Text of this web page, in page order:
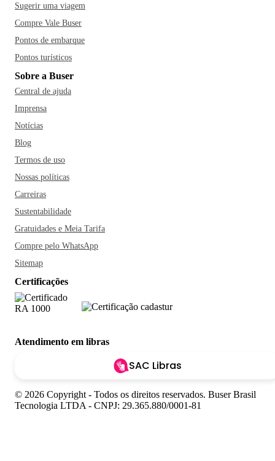
Sugerir uma viagem
Compre Vale Buser
Pontos de embarque
Pontos turísticos
Sobre a Buser
Central de ajuda
Imprensa
Notícias
Blog
Termos de uso
Nossas políticas
Carreiras
Sustentabilidade
Gratuidades e Meia Tarifa
Compre pelo WhatsApp
Sitemap
Certificações
Atendimento em libras
SAC Libras
© 2026 Copyright - Todos os direitos reservados. Buser Brasil
Tecnologia LTDA - CNPJ: 29.365.880/0001-81